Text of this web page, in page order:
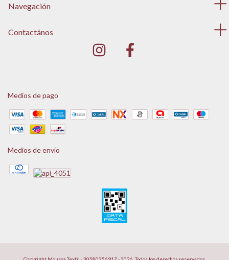
Navegación
Contactános
Medios de pago
Medios de envío